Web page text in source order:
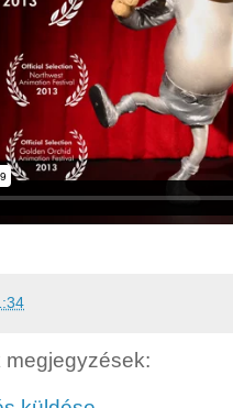
megjegyzések: